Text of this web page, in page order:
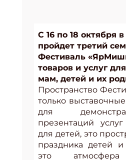
С 16 по 18 октября
пройдет третий
Фестиваль
товаров и услуг
мам, детей и их
Пространство
только
для
презентаций
для детей, это
праздника детей и
это